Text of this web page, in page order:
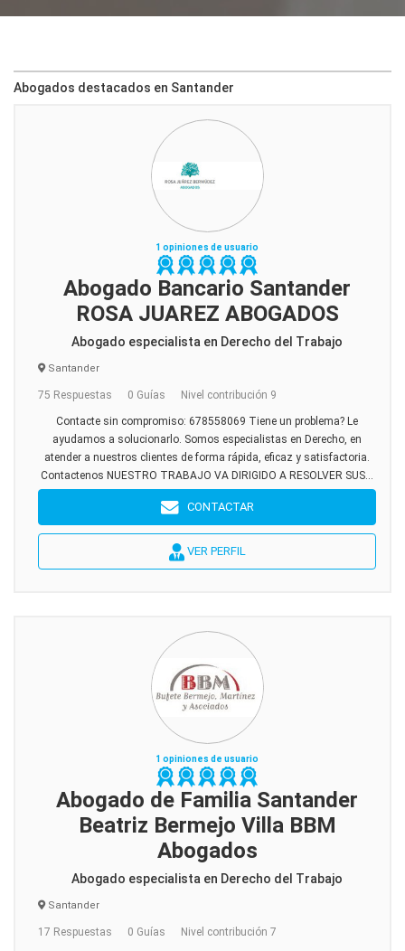
Abogados destacados en Santander
1 opiniones de usuario
Abogado Bancario Santander
ROSA JUAREZ ABOGADOS
Abogado especialista en Derecho del Trabajo
Santander
75 Respuestas 0 Guías Nivel contribución 9
Contacte sin compromiso: 678558069 Tiene un problema? Le
ayudamos a solucionarlo. Somos especialistas en Derecho, en
atender a nuestros clientes de forma rápida, eficaz y satisfactoria.
Contactenos NUESTRO TRABAJO VA DIRIGIDO A RESOLVER SUS...
CONTACTAR
VER PERFIL
1 opiniones de usuario
Abogado de Familia Santander
Beatriz Bermejo Villa BBM
Abogados
Abogado especialista en Derecho del Trabajo
Santander
17 Respuestas 0 Guías Nivel contribución 7